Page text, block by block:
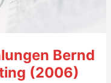
Bernd
(2006)